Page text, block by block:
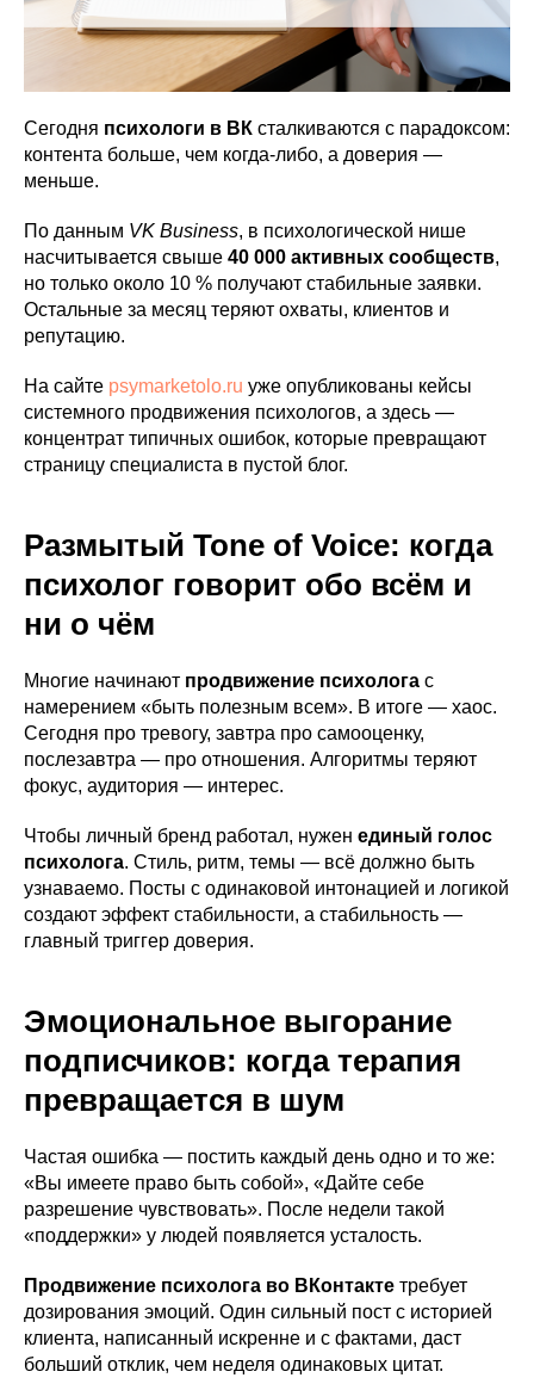
Сегодня психологи в ВК сталкиваются с парадоксом:
контента больше, чем когда-либо, а доверия —
меньше.
По данным VK Business, в психологической нише
насчитывается свыше 40 000 активных сообществ,
но только около 10 % получают стабильные заявки.
Остальные за месяц теряют охваты, клиентов и
репутацию.
На сайте psymarketolo.ru уже опубликованы кейсы
системного продвижения психологов, а здесь —
концентрат типичных ошибок, которые превращают
страницу специалиста в пустой блог.
Размытый Tone of Voice: когда
психолог говорит обо всём и
ни о чём
Многие начинают продвижение психолога с
намерением «быть полезным всем». В итоге — хаос.
Сегодня про тревогу, завтра про самооценку,
послезавтра — про отношения. Алгоритмы теряют
фокус, аудитория — интерес.
Чтобы личный бренд работал, нужен единый голос
психолога. Стиль, ритм, темы — всё должно быть
узнаваемо. Посты с одинаковой интонацией и логикой
создают эффект стабильности, а стабильность —
главный триггер доверия.
Эмоциональное выгорание
подписчиков: когда терапия
превращается в шум
Частая ошибка — постить каждый день одно и то же:
«Вы имеете право быть собой», «Дайте себе
разрешение чувствовать». После недели такой
«поддержки» у людей появляется усталость.
Продвижение психолога во ВКонтакте требует
дозирования эмоций. Один сильный пост с историей
клиента, написанный искренне и с фактами, даст
больший отклик, чем неделя одинаковых цитат.